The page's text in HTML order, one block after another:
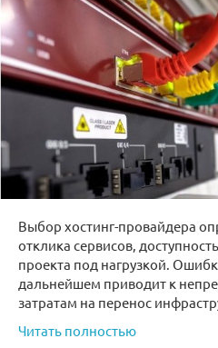
Выбор хостинг-провайдера
отклика сервисов,
проекта под нагрузкой.
дальнейшем приводит к
затратам на перенос
Читать полностью